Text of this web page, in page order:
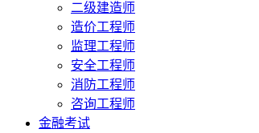
二级建造师
造价工程师
监理工程师
安全工程师
消防工程师
咨询工程师
金融考试